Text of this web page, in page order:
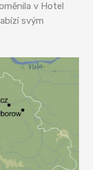
v Hotel
svým